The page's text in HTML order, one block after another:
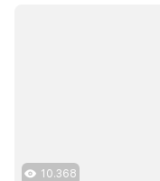
10.368